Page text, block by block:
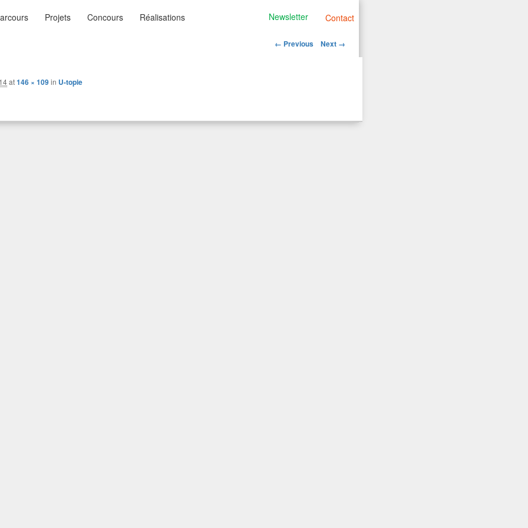
Projets Concours Réalisations Newsletter Contact
Image
← Previous Next →
at146 × 109in U-topie